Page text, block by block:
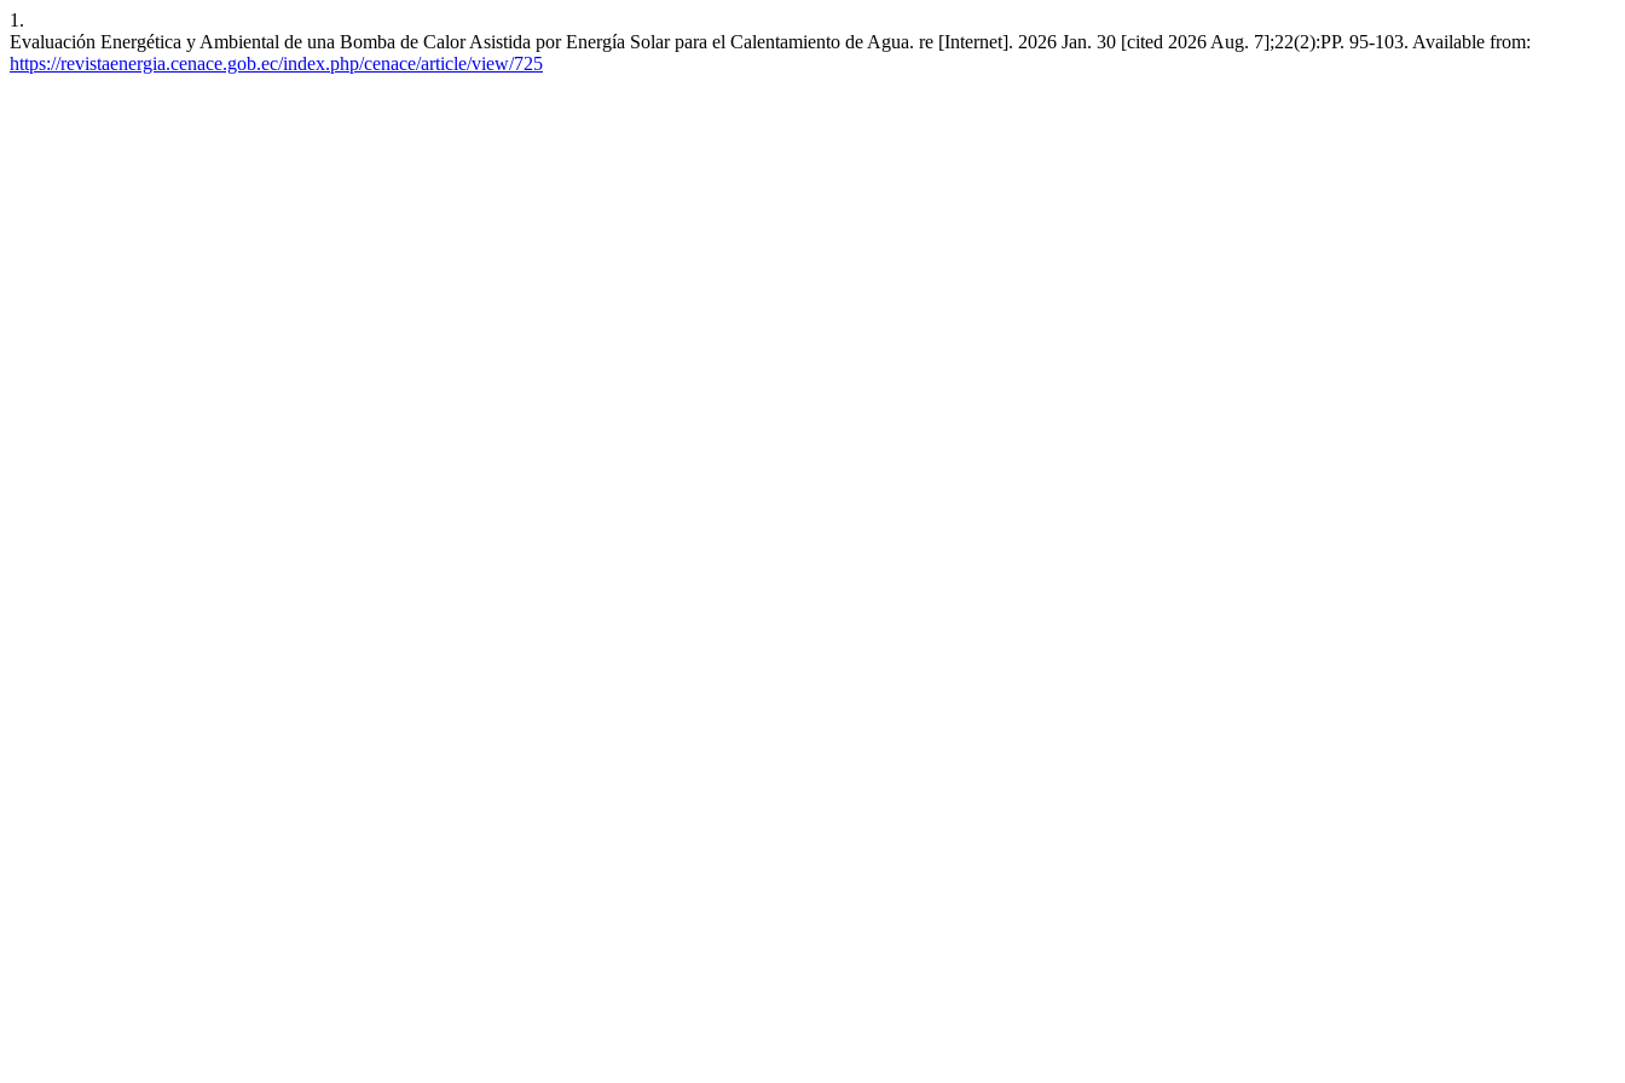
1.
Evaluación Energética y Ambiental de una Bomba de Calor Asistida por Energía Solar para el Calentamiento de Agua. re [Internet]. 2026 Jan. 30 [cited 2026 Aug. 7];22(2):PP. 95-103. Available from:
https://revistaenergia.cenace.gob.ec/index.php/cenace/article/view/725